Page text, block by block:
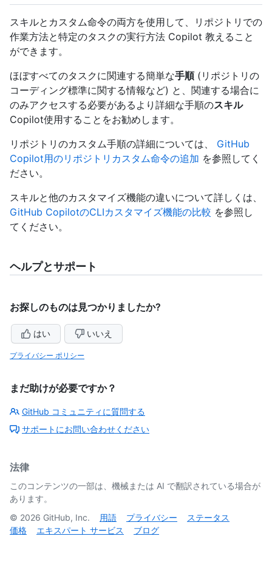
スキルとカスタム命令の両方を使用して、リポジトリでの
作業方法と特定のタスクの実行方法 Copilot 教えること
ができます。
ほぼすべてのタスクに関連する簡単な手順(リポジトリの
コーディング標準に関する情報など) と、関連する場合に
のみアクセスする必要があるより詳細な手順のスキル
Copilot使用することをお勧めします。
リポジトリのカスタム手順の詳細については、 GitHub
Copilot用のリポジトリカスタム命令の追加 を参照してく
ださい。
スキルと他のカスタマイズ機能の違いについて詳しくは、
GitHub CopilotのCLIカスタマイズ機能の比較 を参照し
てください。
ヘルプとサポート
お探しのものは見つかりましたか?
はい いいえ
プライバシー ポリシー
まだ助けが必要ですか？
GitHub コミュニティに質問する
サポートにお問い合わせください
法律
このコンテンツの一部は、機械または AI で翻訳されている場合が
あります。
© 2026 GitHub, Inc. 用語 プライバシー
ステータス
価格
エキスパート サービス ブログ